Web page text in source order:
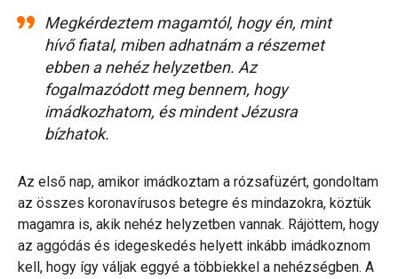
Megkérdeztem magamtól, hogy én, mint
hívő fiatal, miben adhatnám a részemet
ebben a nehéz helyzetben. Az
fogalmazódott meg bennem, hogy
imádkozhatom, és mindent Jézusra
bízhatok.
Az első nap, amikor imádkoztam a rózsafüzért, gondoltam
az összes koronavírusos betegre és mindazokra, köztük
magamra is, akik nehéz helyzetben vannak. Rájöttem, hogy
az aggódás és idegeskedés helyett inkább imádkoznom
kell, hogy így váljak eggyé a többiekkel a nehézségben. A